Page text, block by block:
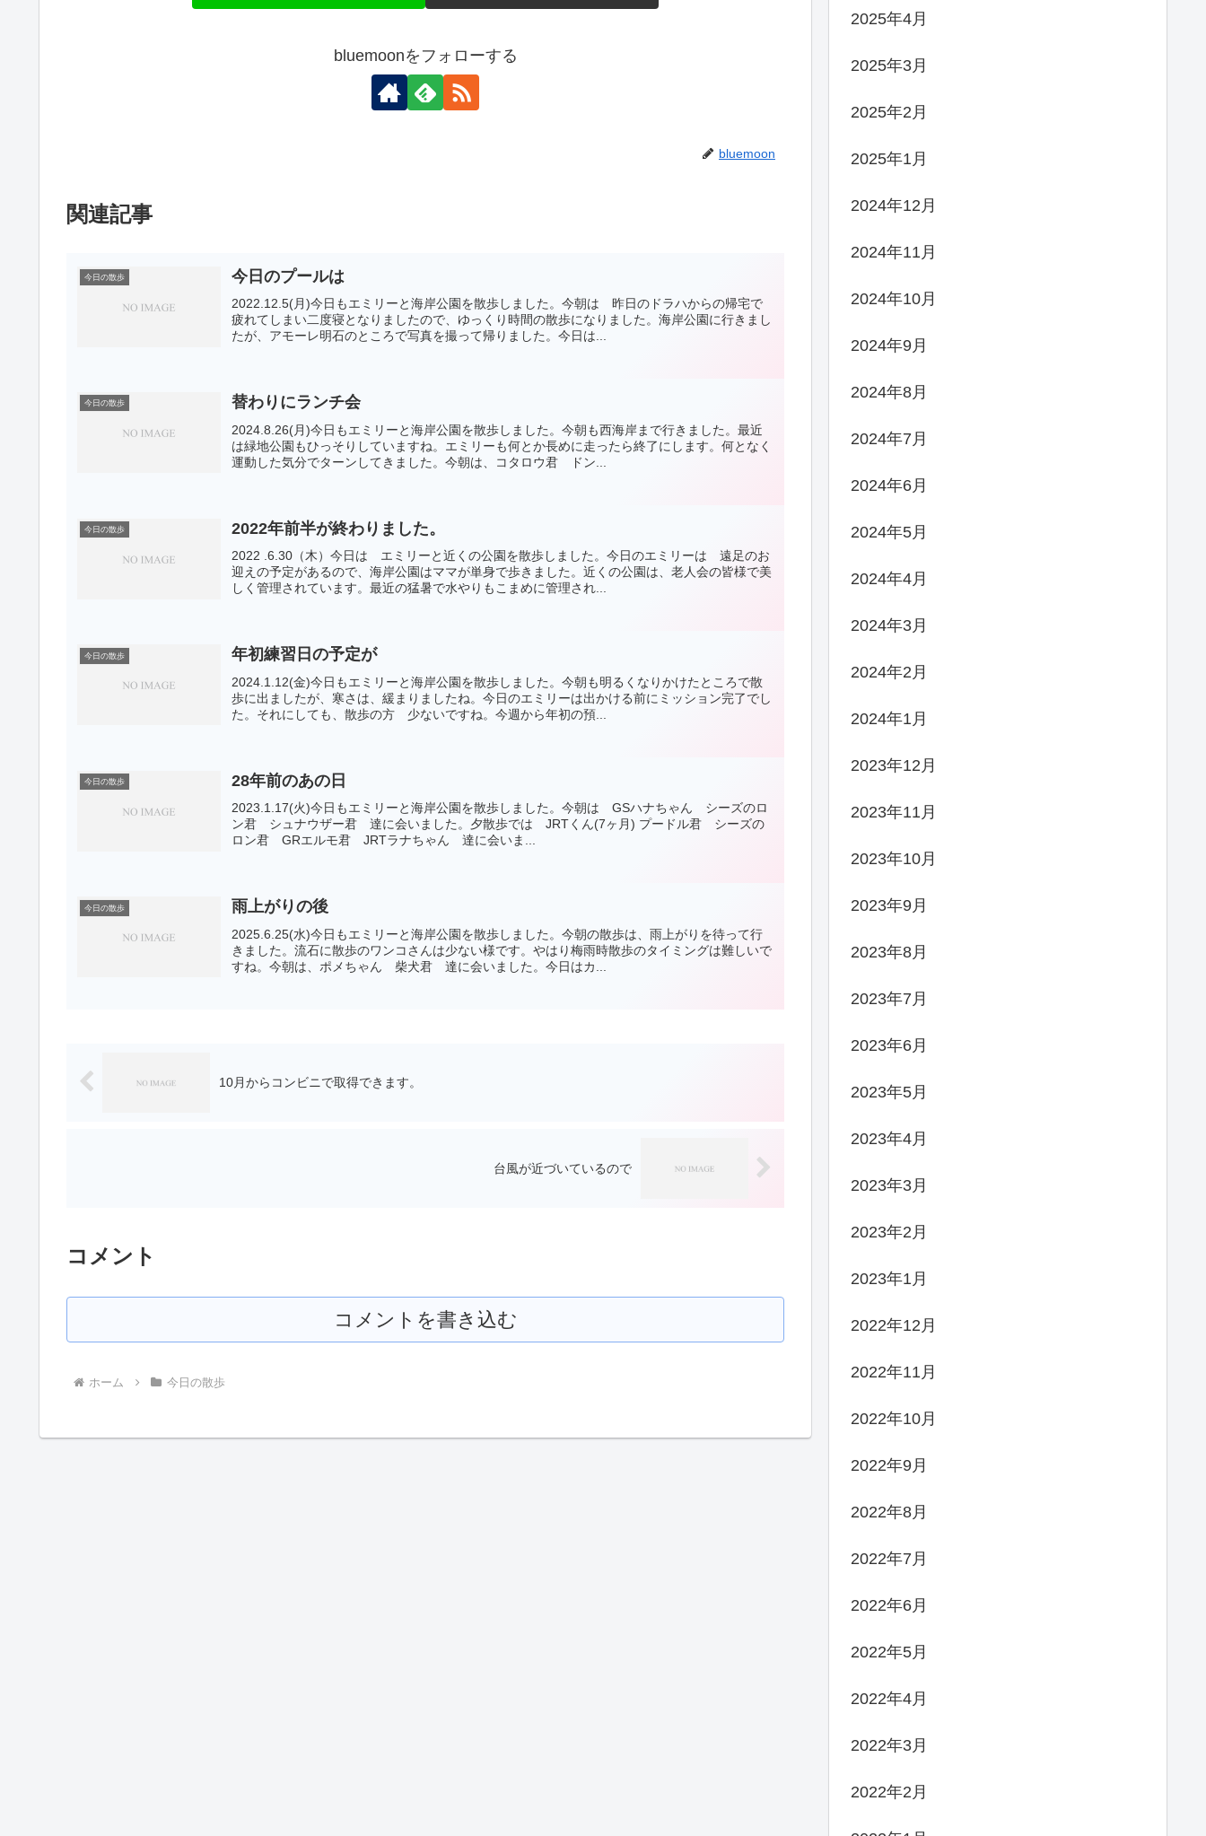
bluemoonをフォローする
bluemoon
関連記事
今日の散歩 今日のプールは
2022.12.5(月)今日もエミリーと海岸公園を散歩しました。今朝は 昨日のドラハからの帰宅で
疲れてしまい二度寝となりましたので、ゆっくり時間の散歩になりました。海岸公園に行きまし
たが、アモーレ明石のところで写真を撮って帰りました。今日は...
今日の散歩 替わりにランチ会
2024.8.26(月)今日もエミリーと海岸公園を散歩しました。今朝も西海岸まで行きました。最近
は緑地公園もひっそりしていますね。エミリーも何とか長めに走ったら終了にします。何となく
運動した気分でターンしてきました。今朝は、コタロウ君 ドン...
今日の散歩 2022年前半が終わりました。
2022 .6.30（木）今日は エミリーと近くの公園を散歩しました。今日のエミリーは 遠足のお
迎えの予定があるので、海岸公園はママが単身で歩きました。近くの公園は、老人会の皆様で美
しく管理されています。最近の猛暑で水やりもこまめに管理され...
今日の散歩 年初練習日の予定が
2024.1.12(金)今日もエミリーと海岸公園を散歩しました。今朝も明るくなりかけたところで散
歩に出ましたが、寒さは、緩まりましたね。今日のエミリーは出かける前にミッション完了でし
た。それにしても、散歩の方 少ないですね。今週から年初の預...
今日の散歩 28年前のあの日
2023.1.17(火)今日もエミリーと海岸公園を散歩しました。今朝は GSハナちゃん シーズのロ
ン君 シュナウザー君 達に会いました。夕散歩では JRTくん(7ヶ月) プードル君 シーズの
ロン君 GRエルモ君 JRTラナちゃん 達に会いま...
今日の散歩 雨上がりの後
2025.6.25(水)今日もエミリーと海岸公園を散歩しました。今朝の散歩は、雨上がりを待って行
きました。流石に散歩のワンコさんは少ない様です。やはり梅雨時散歩のタイミングは難しいで
すね。今朝は、ポメちゃん 柴犬君 達に会いました。今日はカ...
10月からコンビニで取得できます。
台風が近づいているので
コメント
コメントを書き込む
ホーム 今日の散歩
2025年4月
2025年3月
2025年2月
2025年1月
2024年12月
2024年11月
2024年10月
2024年9月
2024年8月
2024年7月
2024年6月
2024年5月
2024年4月
2024年3月
2024年2月
2024年1月
2023年12月
2023年11月
2023年10月
2023年9月
2023年8月
2023年7月
2023年6月
2023年5月
2023年4月
2023年3月
2023年2月
2023年1月
2022年12月
2022年11月
2022年10月
2022年9月
2022年8月
2022年7月
2022年6月
2022年5月
2022年4月
2022年3月
2022年2月